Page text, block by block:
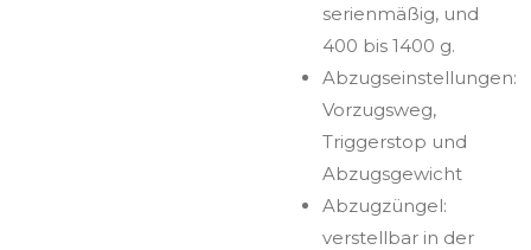
serienmäßig, und
400 bis 1400 g.
Abzugseinstellungen:
Vorzugsweg,
Triggerstop und
Abzugsgewicht
Abzugzüngel:
verstellbar in der